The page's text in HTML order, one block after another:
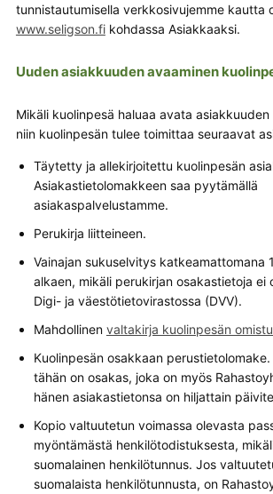
tunnistautumisella verkkosivujemme kautta
www.seligson.fikohdassa Asiakkaaksi.
Uuden asiakkuuden avaaminen
Mikäli kuolinpesä haluaa avata asiakkuuden
niin kuolinpesän tulee toimittaa seuraavat
Täytetty ja allekirjoitettu kuolinpesän
Asiakastietolomakkeen saa pyytämällä
asiakaspalvelustamme.
Perukirja liitteineen.
Vainajan sukuselvitys katkeamattomana
alkaen, mikäli perukirjan osakastietoja ei
Digi- ja väestötietovirastossa (DVV).
Mahdollinen valtakirja kuolinpesän
Kuolinpesän osakkaan
tähän on osakas, joka on myös
hänen asiakastietonsa on hiljattain
Kopio valtuutetun voimassa olevasta
myöntämästä henkilötodistuksesta,
suomalainen henkilötunnus. Jos
suomalaista henkilötunnusta, on